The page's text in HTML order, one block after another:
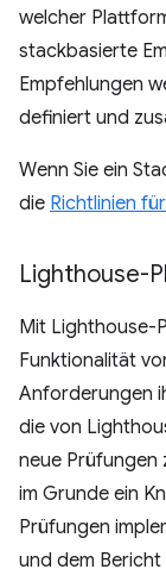
welcher
stackbasierte
Empfehlungen
definiert und
Wenn Sie ein
die Richtlinien
Lighthouse-
Mit Lighthouse-
Funktionalität
Anforderungen
die von
neue Prüfungen
im Grunde ein
Prüfungen
und dem